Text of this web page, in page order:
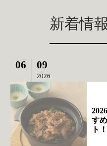
新着情
06 09
2026
す
ト！